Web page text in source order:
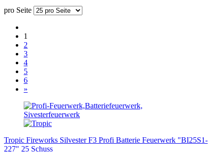
pro Seite
1
2
3
4
5
6
»
Tropic Fireworks Silvester F3 Profi Batterie Feuerwerk "BI25S1-
227" 25 Schuss